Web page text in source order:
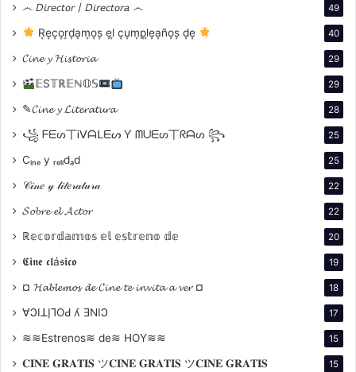
Vida personal
Redford, un ícono del cine, ha tenido una vida llena de
logros, pero también ha enfrentado profundas
años y dio lugar a cuatro hijos. Sin embargo, la familia
sufrió la pérdida de su hijo Scott a los dos meses de
nacido y la lucha de su hija Jamie contra problemas de
෴ 𝘋𝘪𝘳𝘦𝘤𝘵𝘰𝘳 / 𝘋𝘪𝘳𝘦𝘤𝘵𝘰𝘳𝘢 ෴ 49
R͙e͙c͙o͙r͙d͙a͙m͙o͙s͙ e͙l͙ c͙u͙m͙p͙l͙e͙a͙ño͙s͙ d͙e͙ 40
𝓒𝓲𝓷𝓮 𝔂 𝓗𝓲𝓼𝓽𝓸𝓻𝓲𝓪 29
𝔼S𝕋ℝ𝔼ℕ𝕆𝕊 29
✎𝓒𝓲𝓷𝓮 𝔂 𝓛𝓲𝓽𝓮𝓻𝓪𝓽𝓾𝓻𝓪 28
꧁ ᖴᗴᔕ丅Ꭵᐯᗩᒪᗴᔕ Ƴ ᗰᑌᗴᔕ丅ᖇᗩᔕ ꧂ 25
Cᵢₙₑ y ᵣₑₗᵢdₐd 25
𝒞𝒾𝓃𝑒 𝓎 𝓁𝒾𝓉𝑒𝓇𝒶𝓉𝓊𝓇𝒶 22
𝓢𝓸𝓫𝓻𝓮 𝓮𝓵 𝓐𝓬𝓽𝓸𝓻 22
ℝ𝕖𝕔𝕠𝕣𝕕𝕒𝕞𝕠𝕤 𝕖𝕝 𝕖𝕤𝕥𝕣𝕖𝕟𝕠 𝕕𝕖 20
𝕮𝖎𝖓𝖊 𝖈𝖑á𝖘𝖎𝖈𝖔 19
¤ 𝓗𝓪𝓫𝓵𝓮𝓶𝓸𝓼 𝓭𝓮 𝓒𝓲𝓷𝓮 𝓽𝓮 𝓲𝓷𝓿𝓲𝓽𝓪 𝓪 𝓿𝓮𝓻 ¤ 18
∀ϽIꓕI̗⅂OԀ ʎ ƎNIϽ 17
≋≋Estrenos≋ de≋ HOY≋≋ 15
𝐂𝐈𝐍𝐄 𝐆𝐑𝐀𝐓𝐈𝐒 ツ𝐂𝐈𝐍𝐄 𝐆𝐑𝐀𝐓𝐈𝐒 ツ𝐂𝐈𝐍𝐄 𝐆𝐑𝐀𝐓𝐈𝐒 15